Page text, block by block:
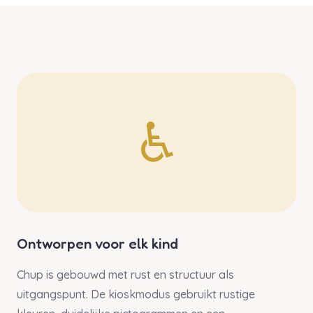
♿
Ontworpen voor elk kind
Chup is gebouwd met rust en structuur als
uitgangspunt. De kioskmodus gebruikt rustige